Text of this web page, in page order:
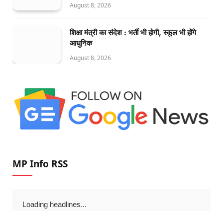
August 8, 2026
शिक्षा मंत्री का संदेश : भर्ती भी होगी, स्कूल भी होंगे
आधुनिक
August 8, 2026
MP Info RSS
Loading headlines...